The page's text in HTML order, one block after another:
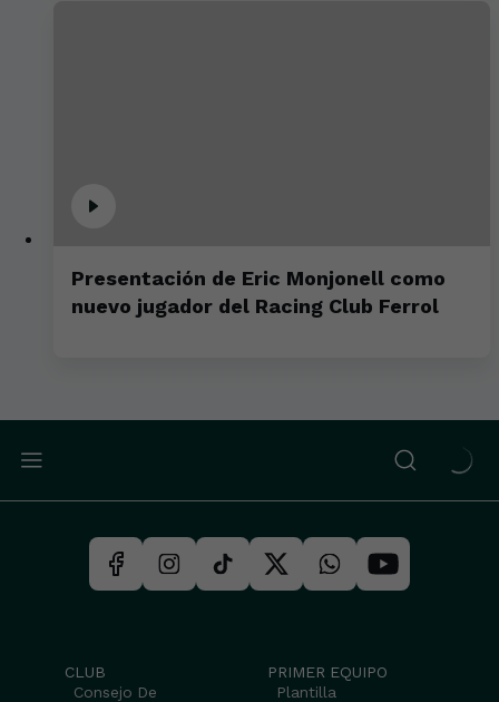
Presentación de Eric Monjonell como
nuevo jugador del Racing Club Ferrol
CLUB
Consejo De
PRIMER EQUIPO
Plantilla